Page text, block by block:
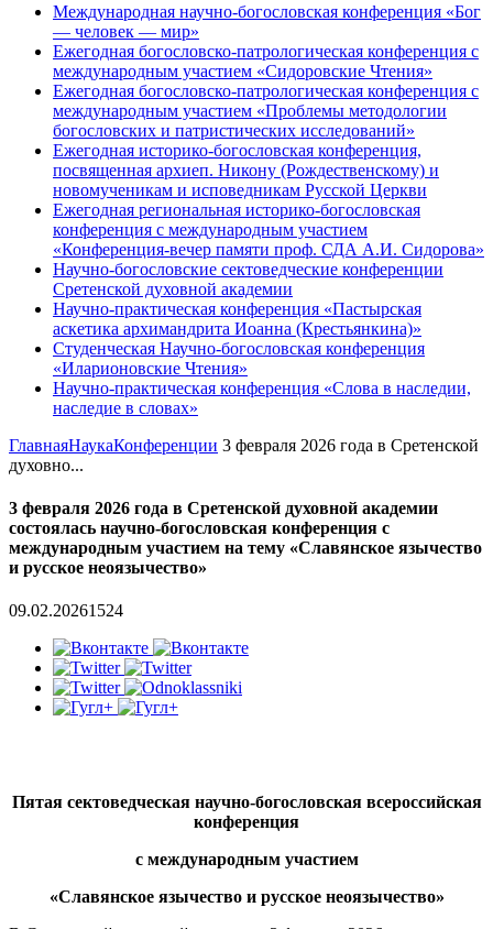
Международная научно-богословская конференция «Бог
— человек — мир»
Ежегодная богословско-патрологическая конференция с
международным участием «Сидоровские Чтения»
Ежегодная богословско-патрологическая конференция с
международным участием «Проблемы методологии
богословских и патристических исследований»
Ежегодная историко-богословская конференция,
посвященная архиеп. Никону (Рождественскому) и
новомученикам и исповедникам Русской Церкви
Ежегодная региональная историко-богословская
конференция с международным участием
«Конференция-вечер памяти проф. СДА А.И. Сидорова»
Научно-богословские сектоведческие конференции
Сретенской духовной академии
Научно-практическая конференция «Пастырская
аскетика архимандрита Иоанна (Крестьянкина)»
Студенческая Научно-богословская конференция
«Иларионовские Чтения»
Научно-практическая конференция «Cлова в наследии,
наследие в словах»
ГлавнаяНаукаКонференции 3 февраля 2026 года в Сретенской
духовно...
3 февраля 2026 года в Сретенской духовной академии
состоялась научно-богословская конференция с
международным участием на тему «Славянское язычество
и русское неоязычество»
09.02.20261524
Пятая сектоведческая научно-богословская всероссийская
конференция
с международным участием
«Славянское язычество и русское неоязычество»